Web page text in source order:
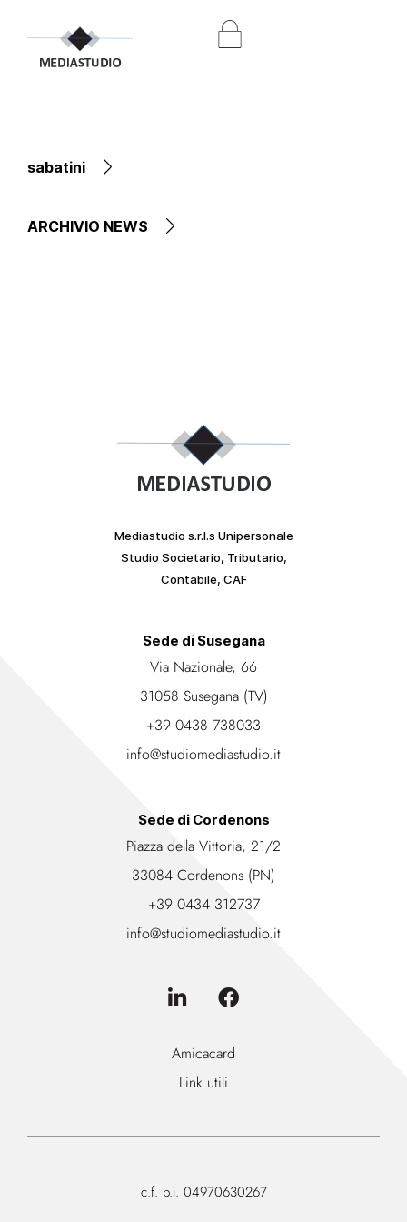
sabatini
ARCHIVIO NEWS
Mediastudio s.r.l.s Unipersonale
Studio Societario, Tributario,
Contabile, CAF
Sede di Susegana
Via Nazionale, 66
31058 Susegana (TV)
+39 0438 738033
info@studiomediastudio.it
Sede di Cordenons
Piazza della Vittoria, 21/2
33084 Cordenons (PN)
+39 0434 312737
info@studiomediastudio.it
Amicacard
Link utili
c.f. p.i. 04970630267